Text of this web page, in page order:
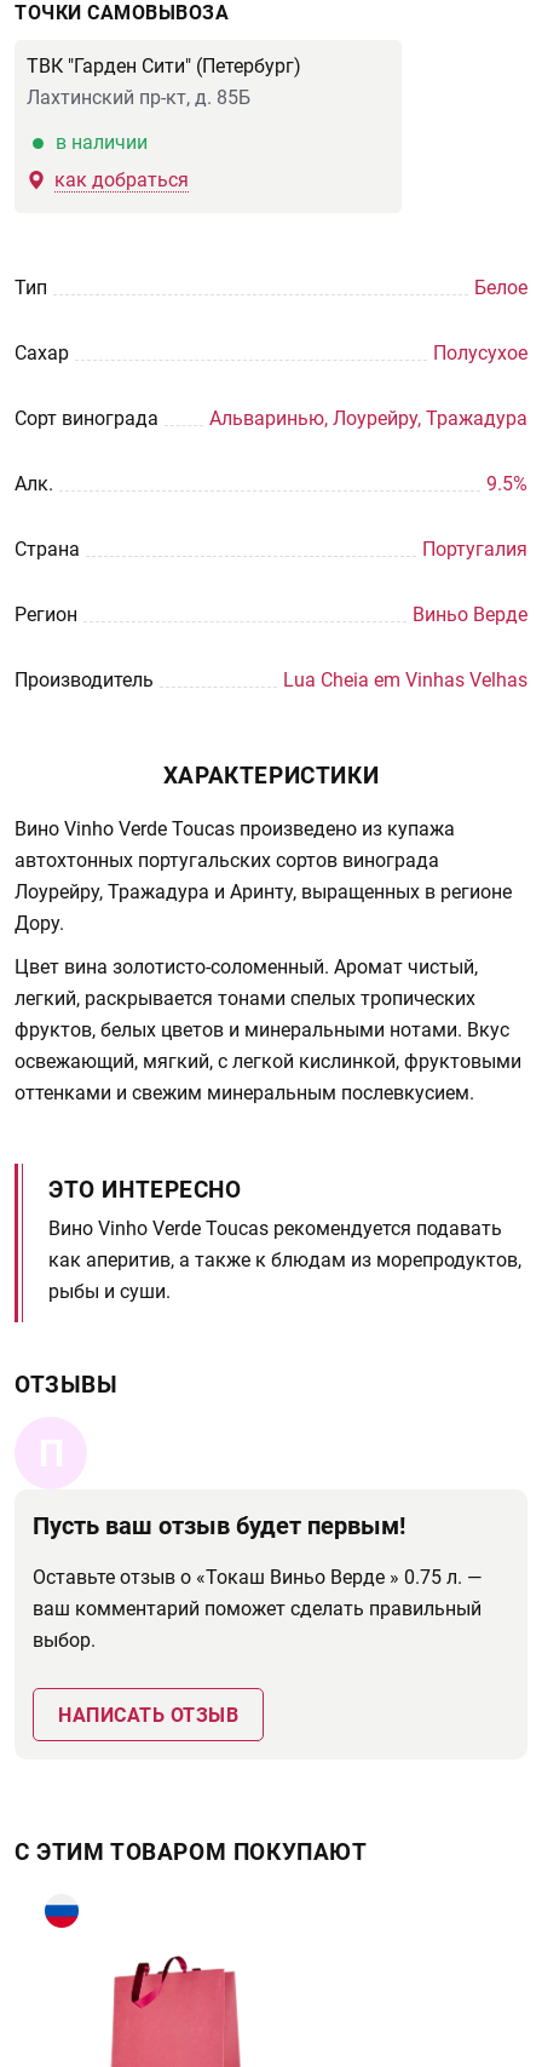
ТОЧКИ САМОВЫВОЗА
ТВК "Гарден Сити" (Петербург)
Лахтинский пр-кт, д. 85Б
в наличии
как добраться
Тип Белое
Сахар Полусухое
Сорт винограда Альваринью, Лоурейру, Тражадура
Aлк. 9.5%
Страна Португалия
Регион Виньо Верде
Производитель Lua Cheia em Vinhas Velhas
ХАРАКТЕРИСТИКИ
Вино Vinho Verde Toucas произведено из купажа
автохтонных португальских сортов винограда
Лоурейру, Тражадура и Аринту, выращенных в регионе
Дору.
Цвет вина золотисто-соломенный. Аромат чистый,
легкий, раскрывается тонами спелых тропических
фруктов, белых цветов и минеральными нотами. Вкус
освежающий, мягкий, с легкой кислинкой, фруктовыми
оттенками и свежим минеральным послевкусием.
ЭТО ИНТЕРЕСНО
Вино Vinho Verde Toucas рекомендуется подавать
как аперитив, а также к блюдам из морепродуктов,
рыбы и суши.
ОТЗЫВЫ
П
Пусть ваш отзыв будет первым!
Оставьте отзыв о «Токаш Виньо Верде » 0.75 л. —
ваш комментарий поможет сделать правильный
выбор.
НАПИСАТЬ ОТЗЫВ
С ЭТИМ ТОВАРОМ ПОКУПАЮТ